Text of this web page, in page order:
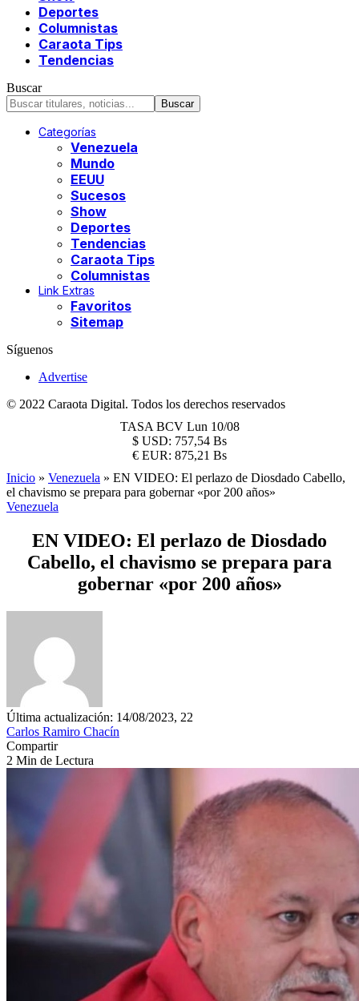
Deportes
Columnistas
Caraota Tips
Tendencias
Buscar
Categorías
Venezuela
Mundo
EEUU
Sucesos
Show
Deportes
Tendencias
Caraota Tips
Columnistas
Link Extras
Favoritos
Sitemap
Síguenos
Advertise
© 2022 Caraota Digital. Todos los derechos reservados
TASA BCV Lun 10/08
$ USD: 757,54 Bs
€ EUR: 875,21 Bs
Inicio » Venezuela » EN VIDEO: El perlazo de Diosdado Cabello,
el chavismo se prepara para gobernar «por 200 años»
Venezuela
EN VIDEO: El perlazo de Diosdado
Cabello, el chavismo se prepara para
gobernar «por 200 años»
Última actualización: 14/08/2023, 22
Carlos Ramiro Chacín
Compartir
2 Min de Lectura